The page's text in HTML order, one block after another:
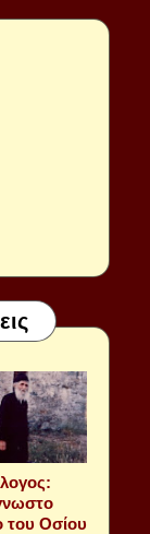
του Οσίου